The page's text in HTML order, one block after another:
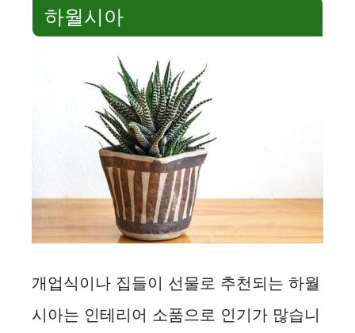
하월시아
개업식이나 집들이 선물로 추천되는 하월
시아는 인테리어 소품으로 인기가 많습니